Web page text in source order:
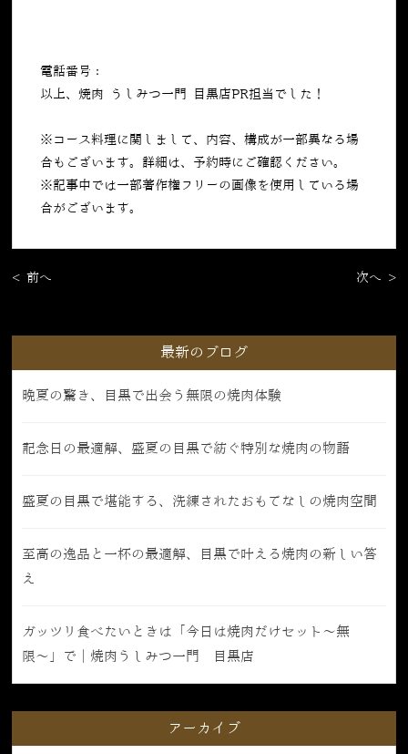
電話番号：
以上、焼肉 うしみつ一門 目黒店PR担当でした！
※コース料理に関しまして、内容、構成が一部異なる場
合もございます。詳細は、予約時にご確認ください。
※記事中では一部著作権フリーの画像を使用している場
合がございます。
< 前へ 次へ >
最新のブログ
晩夏の驚き、目黒で出会う無限の焼肉体験
記念日の最適解、盛夏の目黒で紡ぐ特別な焼肉の物語
盛夏の目黒で堪能する、洗練されたおもてなしの焼肉空間
至高の逸品と一杯の最適解、目黒で叶える焼肉の新しい答
え
ガッツリ食べたいときは「今日は焼肉だけセット〜無
限〜」で｜焼肉うしみつ一門 目黒店
アーカイブ